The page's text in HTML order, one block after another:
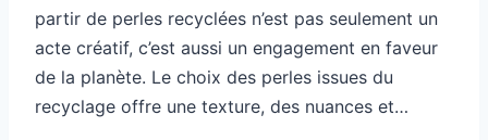
partir de perles recyclées n’est pas seulement un
acte créatif, c’est aussi un engagement en faveur
de la planète. Le choix des perles issues du
recyclage offre une texture, des nuances et…